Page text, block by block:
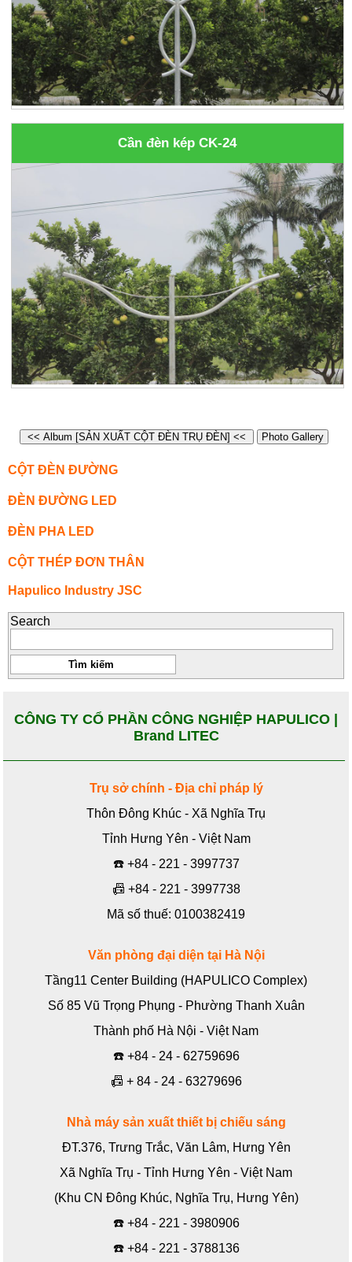
Cần đèn kép CK-24
<< Album [SẢN XUẤT CỘT ĐÈN TRỤ ĐÈN] << Photo Gallery
CỘT ĐÈN ĐƯỜNG
ĐÈN ĐƯỜNG LED
ĐÈN PHA LED
CỘT THÉP ĐƠN THÂN
Hapulico Industry JSC
Search
CÔNG TY CỔ PHẦN CÔNG NGHIỆP HAPULICO |
Brand LITEC
Trụ sở chính - Địa chỉ pháp lý
Thôn Đông Khúc - Xã Nghĩa Trụ
Tỉnh Hưng Yên - Việt Nam
☎️ +84 - 221 - 3997737
📠 +84 - 221 - 3997738
Mã số thuế: 0100382419
Văn phòng đại diện tại Hà Nội
Tầng11 Center Building (HAPULICO Complex)
Số 85 Vũ Trọng Phụng - Phường Thanh Xuân
Thành phố Hà Nội - Việt Nam
☎️ +84 - 24 - 62759696
📠 + 84 - 24 - 63279696
Nhà máy sản xuất thiết bị chiếu sáng
ĐT.376, Trưng Trắc, Văn Lâm, Hưng Yên
Xã Nghĩa Trụ - Tỉnh Hưng Yên - Việt Nam
(Khu CN Đông Khúc, Nghĩa Trụ, Hưng Yên)
☎️ +84 - 221 - 3980906
☎️ +84 - 221 - 3788136